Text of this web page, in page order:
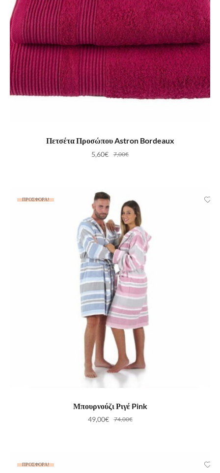
ΠΡΟΣΘΉΚΗ ΣΤΟ ΚΑΛΆΘΙ
Πετσέτα Προσώπου Astron Bordeaux
7,00€
5,60€
ΠΡΟΣΦΟΡΆ!
ΕΠΙΛΟΓΉ
Μπουρνούζι Ριγέ Pink
74,00€
49,00€
ΠΡΟΣΦΟΡΆ!